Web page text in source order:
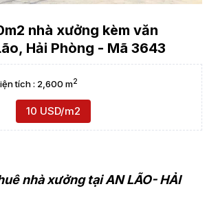
nhà xưởng kèm văn
Hải Phòng - Mã 3643
tích : 2,600 m2
10 USD/m2
nhà xưởng tại AN LÃO- HẢI